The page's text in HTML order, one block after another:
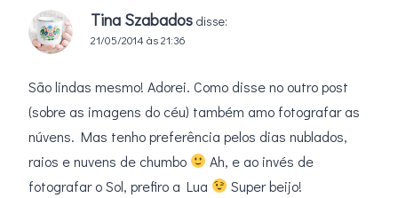
Tina Szabados disse:
21/05/2014 às 21:36
São lindas mesmo! Adorei. Como disse no outro post
(sobre as imagens do céu) também amo fotografar as
núvens. Mas tenho preferência pelos dias nublados,
raios e nuvens de chumbo
Ah, e ao invés de
fotografar o Sol, prefiro a Lua
Super beijo!